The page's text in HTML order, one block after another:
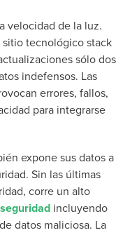
velocidad de la luz.
sitio tecnológico stack
sólo dos
indefensos. Las
errores, fallos,
para integrarse
expone sus datos a
Sin las últimas
corre un alto
incluyendo
datos maliciosa. La